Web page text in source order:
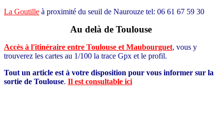
La Goutille à proximité du seuil de Naurouze tel: 06 61 67 59 30
Au delà de Toulouse
Accès à l'itinéraire entre Toulouse et Maubourguet, vous y
trouverez les cartes au 1/100 la trace Gpx et le profil.
Tout un article est à votre disposition pour vous informer sur la
sortie de Toulouse. Il est consultable ici